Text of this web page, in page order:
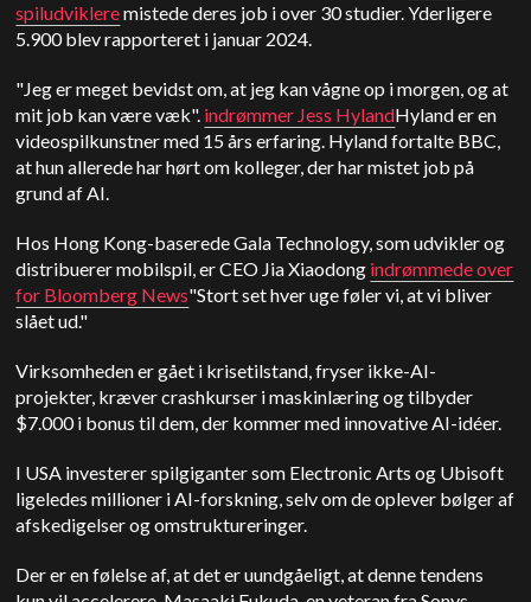
spiludvikleremistede deres job i over 30 studier. Yderligere
5.900 blev rapporteret i januar 2024.
"Jeg er meget bevidst om, at jeg kan vågne op i morgen, og at
mit job kan være væk". indrømmer Jess HylandHyland er en
videospilkunstner med 15 års erfaring. Hyland fortalte BBC,
at hun allerede har hørt om kolleger, der har mistet job på
grund af AI.
Hos Hong Kong-baserede Gala Technology, som udvikler og
distribuerer mobilspil, er CEO Jia Xiaodong indrømmede over
for Bloomberg News"Stort set hver uge føler vi, at vi bliver
slået ud."
Virksomheden er gået i krisetilstand, fryser ikke-AI-
projekter, kræver crashkurser i maskinlæring og tilbyder
$7.000 i bonus til dem, der kommer med innovative AI-idéer.
I USA investerer spilgiganter som Electronic Arts og Ubisoft
ligeledes millioner i AI-forskning, selv om de oplever bølger af
afskedigelser og omstruktureringer.
Der er en følelse af, at det er uundgåeligt, at denne tendens